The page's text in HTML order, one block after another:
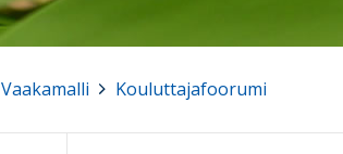
Vaakamalli Kouluttajafoorumi